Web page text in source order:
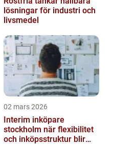
lösningar för industri och
livsmedel
02 mars 2026
Interim inköpare
stockholm när flexibilitet
och inköpsstruktur blir